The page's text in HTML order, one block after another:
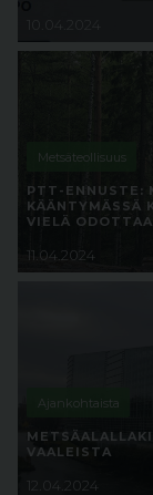
10.04.2024
Metsäteollisuus
PTT-ENNUSTE:
KÄÄNTYMÄSSÄ
VIELÄ
11.04.2024
Ajankohtaista
VAALEISTA
12.04.2024